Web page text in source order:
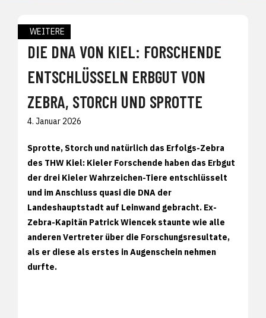
WEITERE
DIE DNA VON KIEL: FORSCHENDE
ENTSCHLÜSSELN ERBGUT VON
ZEBRA, STORCH UND SPROTTE
4. Januar 2026
Sprotte, Storch und natürlich das Erfolgs-Zebra
des THW Kiel: Kieler Forschende haben das Erbgut
der drei Kieler Wahrzeichen-Tiere entschlüsselt
und im Anschluss quasi die DNA der
Landeshauptstadt auf Leinwand gebracht. Ex-
Zebra-Kapitän Patrick Wiencek staunte wie alle
anderen Vertreter über die Forschungsresultate,
als er diese als erstes in Augenschein nehmen
durfte.